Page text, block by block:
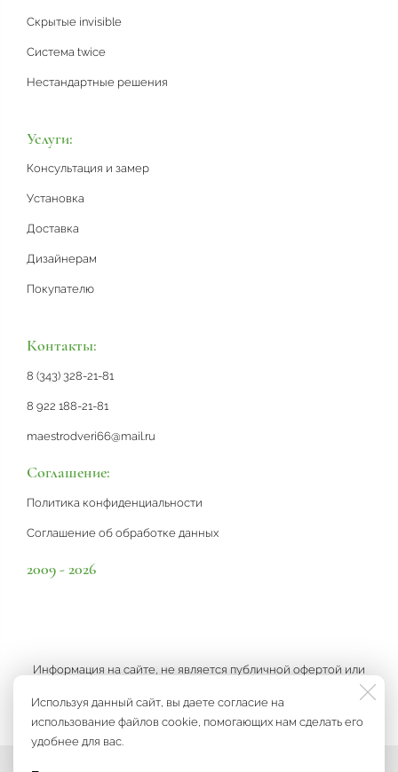
Используя данный сайт, вы даете согласие на
использование файлов cookie, помогающих нам сделать его
удобнее для вас.
Скрытые invisible
Система twice
Нестандартные решения
Услуги:
Консультация и замер
Установка
Доставка
Дизайнерам
Покупателю
Контакты:
8 (343) 328-21-81
8 922 188-21-81
maestrodveri66@mail.ru
Соглашение:
Политика конфиденциальности
Соглашение об обработке данных
2009 - 2026
Информация на сайте, не является публичной офертой или
рекламой, а носит информационный характер и может быть
изменена по усмотрению компании.